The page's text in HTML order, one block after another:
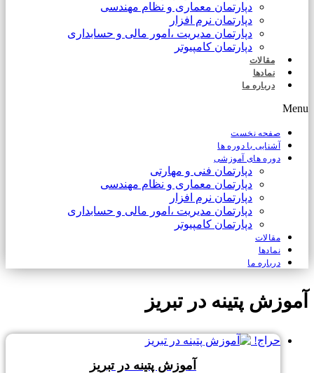
دپارتمان معماری و نظام مهندسی
دپارتمان نرم افزار
دپارتمان مدیریت ،امور مالی و حسابداری
دپارتمان کامپیوتر
مقالات
نمادها
درباره ما
Menu
صفحه نخست
آشنایی با دوره ها
دوره های آموزشی
دپارتمان فنی و مهارتی
دپارتمان معماری و نظام مهندسی
دپارتمان نرم افزار
دپارتمان مدیریت ،امور مالی و حسابداری
دپارتمان کامپیوتر
مقالات
نمادها
درباره ما
آموزش پتینه در تبریز
حراج!
آموزش پتینه در تبریز